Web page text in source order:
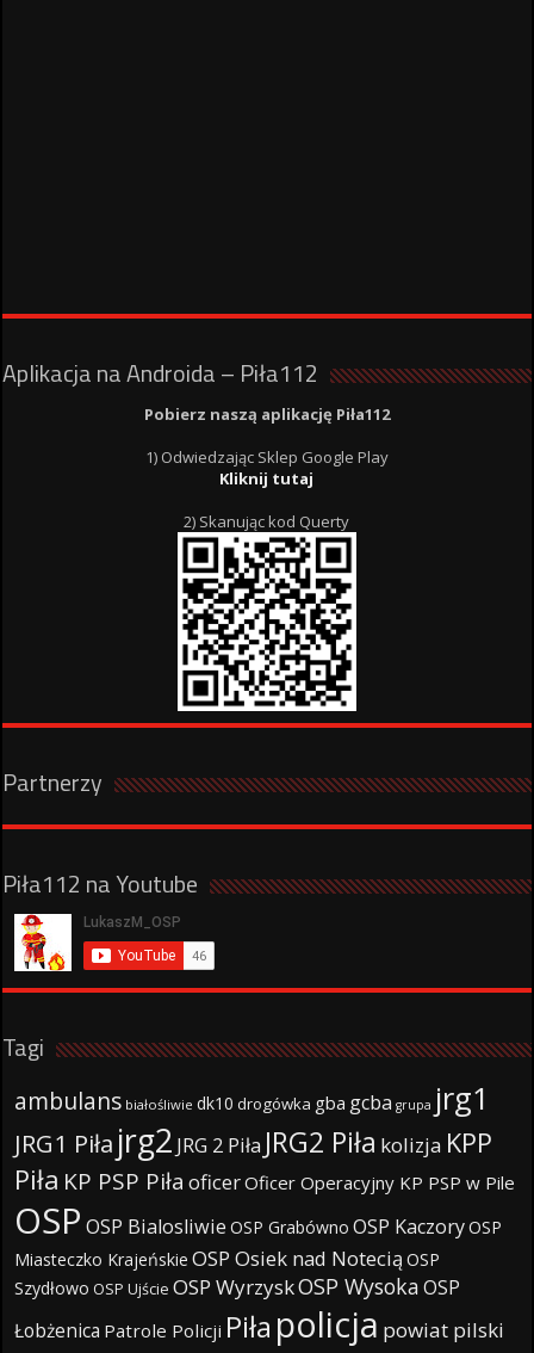
Aplikacja na Androida – Piła112
Pobierz naszą aplikację Piła112
1) Odwiedzając Sklep Google Play
Kliknij tutaj
2) Skanując kod Querty
Partnerzy
Piła112 na Youtube
Tagi
ambulans białośliwie dk10 drogówka gba gcba grupa jrg1
JRG1 Piła jrg2 JRG 2 Piła JRG2 Piła kolizja KPP
Piła KP PSP Piła oficerOficer Operacyjny KP PSP w Pile
OSP OSP Bialosliwie OSP Grabówno OSP KaczoryOSP
Miasteczko Krajeńskie OSP Osiek nad Notecią OSP
Szydłowo OSP Ujście OSP WyrzyskOSP WysokaOSP
Łobżenica Patrole Policji Piła policja powiat pilski